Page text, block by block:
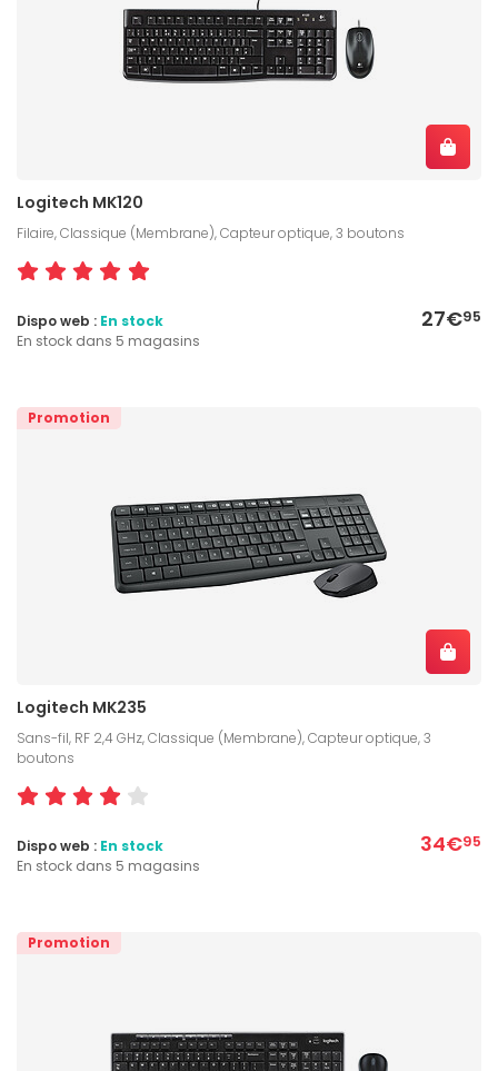
Logitech MK120
Filaire, Classique (Membrane), Capteur optique, 3 boutons
27€95
Dispo web : En stock
En stock dans 5 magasins
Promotion
Logitech MK235
Sans-fil, RF 2,4 GHz, Classique (Membrane), Capteur optique, 3
boutons
34€95
Dispo web : En stock
En stock dans 5 magasins
Promotion